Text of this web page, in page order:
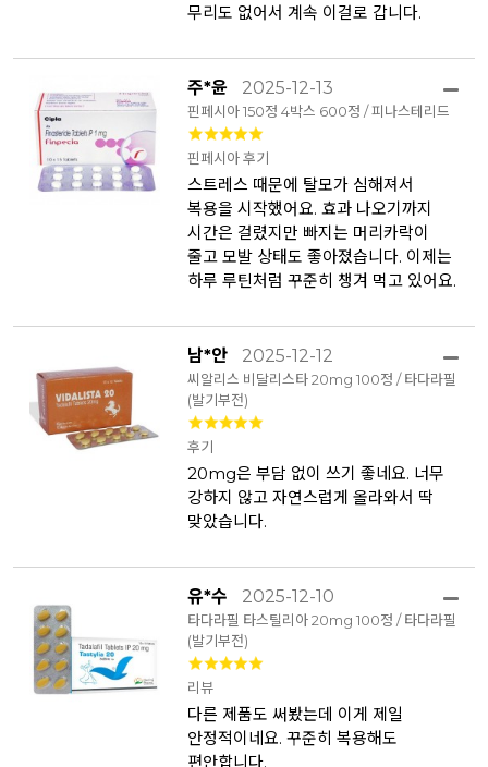
무리도 없어서 계속 이걸로 갑니다.
주*윤 2025-12-13
핀페시아 150정 4박스 600정 / 피나스테리드
핀페시아 후기
스트레스 때문에 탈모가 심해져서
복용을 시작했어요. 효과 나오기까지
시간은 걸렸지만 빠지는 머리카락이
줄고 모발 상태도 좋아졌습니다. 이제는
하루 루틴처럼 꾸준히 챙겨 먹고 있어요.
남*안 2025-12-12
씨알리스 비달리스타 20mg 100정 / 타다라필
(발기부전)
후기
20mg은 부담 없이 쓰기 좋네요. 너무
강하지 않고 자연스럽게 올라와서 딱
맞았습니다.
유*수 2025-12-10
타다라필 타스틸리아 20mg 100정 / 타다라필
(발기부전)
리뷰
다른 제품도 써봤는데 이게 제일
안정적이네요. 꾸준히 복용해도
편안합니다.